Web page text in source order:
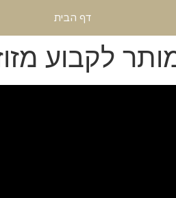
דף הבית
לקבוע